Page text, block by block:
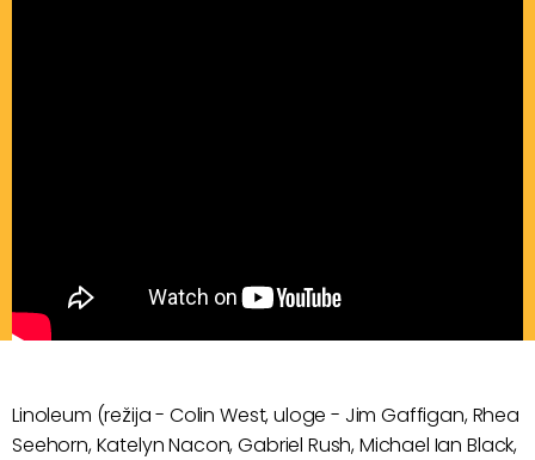
Linoleum (režija - Colin West, uloge - Jim Gaffigan, Rhea
Seehorn, Katelyn Nacon, Gabriel Rush, Michael Ian Black,